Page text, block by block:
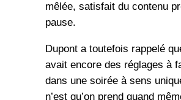
mêlée, satisfait du contenu
pause.
Dupont a toutefois rappelé
avait encore des réglages à
dans une soirée à sens
n’est qu’on prend quand